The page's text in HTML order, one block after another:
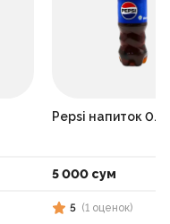
Pepsi напиток
5 000 сум
5 (1 оценок)